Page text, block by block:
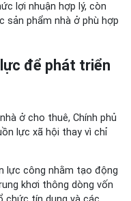
lợi nhuận hợp lý, còn
sản phẩm nhà ở phù hợp
để phát triển
ở cho thuê, Chính phủ
lực xã hội thay vì chỉ
lực công nhằm tạo động
khơi thông dòng vốn